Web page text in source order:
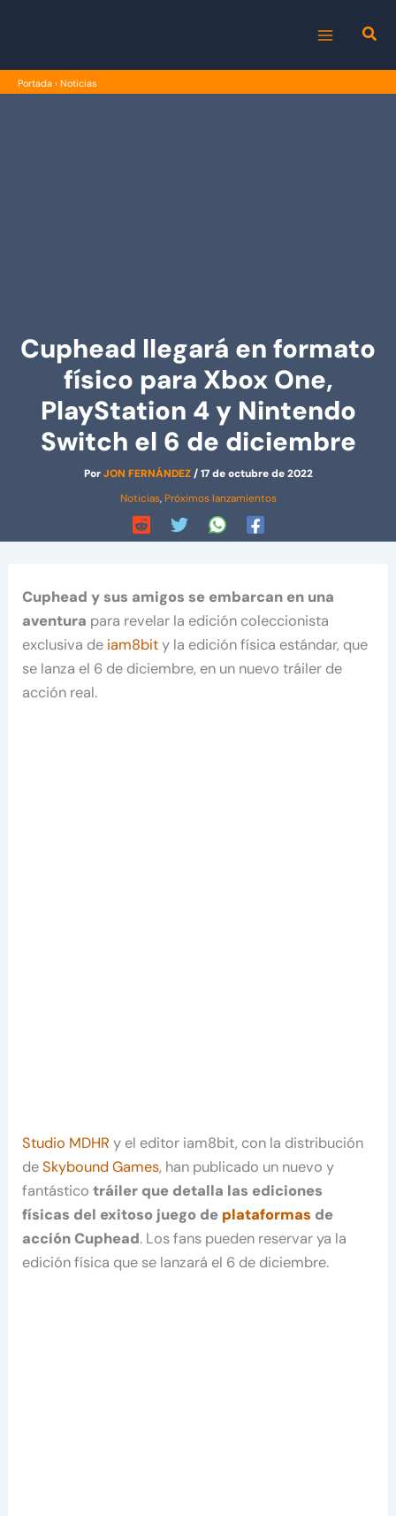
MENU
Portada › Noticias
Cuphead llegará en formato
físico para Xbox One,
PlayStation 4 y Nintendo
Switch el 6 de diciembre
PorJON FERNÁNDEZ/17 de octubre de 2022
Noticias, Próximos lanzamientos
Cuphead y sus amigos se embarcan en una
aventura para revelar la edición coleccionista
exclusiva de iam8bity la edición física estándar, que
se lanza el 6 de diciembre, en un nuevo tráiler de
acción real.
Studio MDHR y el editor iam8bit, con la distribución
deSkybound Games, han publicado un nuevo y
fantásticotráiler que detalla las ediciones
físicas del exitoso juego de plataformas de
acción Cuphead. Los fans pueden reservar ya la
edición física que se lanzará el 6 de diciembre.